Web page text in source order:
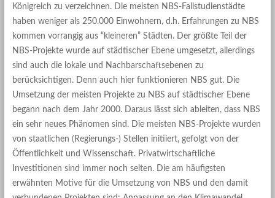
Königreich zu verzeichnen. Die meisten NBS-Fallstudienstädte
haben weniger als 250.000 Einwohnern, d.h. Erfahrungen zu NBS
kommen vorrangig aus “kleineren” Städten. Der größte Teil der
NBS-Projekte wurde auf städtischer Ebene umgesetzt, allerdings
sind auch die lokale und Nachbarschaftsebenen zu
berücksichtigen. Denn auch hier funktionieren NBS gut. Die
Umsetzung der meisten Projekte zu NBS auf städtischer Ebene
begann nach dem Jahr 2000. Daraus lässt sich ableiten, dass NBS
ein sehr neues Phänomen sind. Die meisten NBS-Projekte wurden
von staatlichen (Regierungs-) Stellen initiiert, gefolgt von der
Öffentlichkeit und Wissenschaft. Privatwirtschaftliche
Investitionen sind immer noch selten. Die am häufigsten
erwähnten Motive für die Umsetzung von NBS und den damit